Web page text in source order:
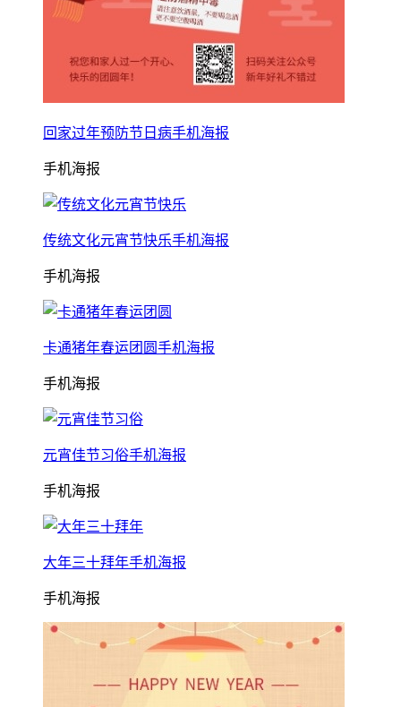
回家过年预防节日病手机海报
手机海报
传统文化元宵节快乐手机海报
手机海报
卡通猪年春运团圆手机海报
手机海报
元宵佳节习俗手机海报
手机海报
大年三十拜年手机海报
手机海报